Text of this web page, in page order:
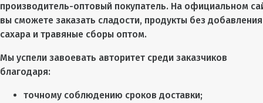
производитель-оптовый покупатель. На официальном
вы сможете заказать сладости, продукты без добавления
сахара и травяные сборы оптом.
Мы успели завоевать авторитет среди заказчиков
благодаря:
точному соблюдению сроков доставки;